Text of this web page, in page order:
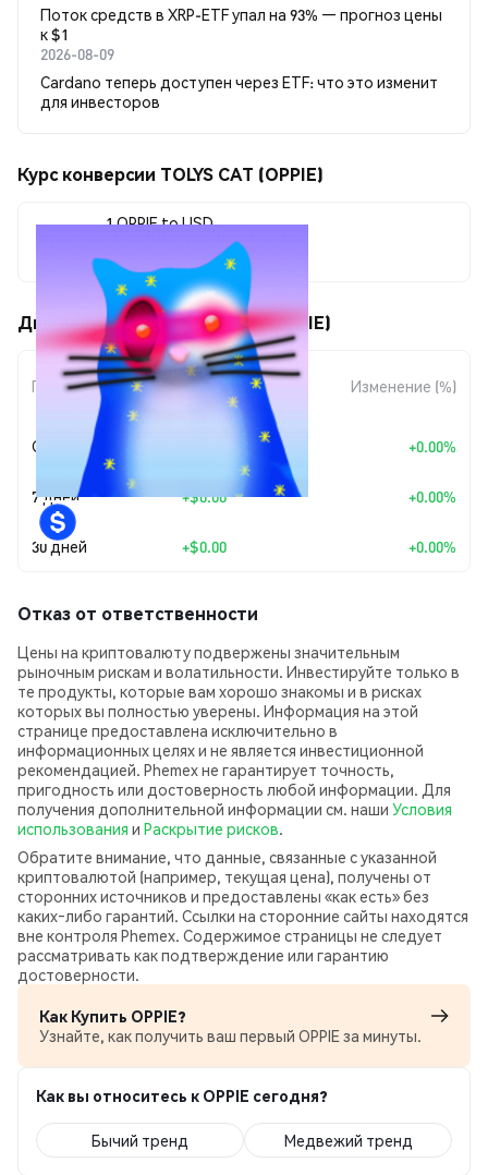
Поток средств в XRP-ETF упал на 93% — прогноз цены
к $1
2026-08-09
Cardano теперь доступен через ETF: что это изменит
для инвесторов
Курс конверсии TOLYS CAT (OPPIE)
1 OPPIE to USD
$0.00000929
Движения цены TOLYS CAT (OPPIE)
Период
Изменение
суммы
Изменение (%)
Сегодня +0.00%
7 дней +$0.00 +0.00%
30 дней +$0.00 +0.00%
Отказ от ответственности
Цены на криптовалюту подвержены значительным
рыночным рискам и волатильности. Инвестируйте только в
те продукты, которые вам хорошо знакомы и в рисках
которых вы полностью уверены. Информация на этой
странице предоставлена исключительно в
информационных целях и не является инвестиционной
рекомендацией. Phemex не гарантирует точность,
пригодность или достоверность любой информации. Для
получения дополнительной информации см. наши Условия
использования и Раскрытие рисков.
Обратите внимание, что данные, связанные с указанной
криптовалютой (например, текущая цена), получены от
сторонних источников и предоставлены «как есть» без
каких‑либо гарантий. Ссылки на сторонние сайты находятся
вне контроля Phemex. Содержимое страницы не следует
рассматривать как подтверждение или гарантию
достоверности.
Как Купить OPPIE?
Узнайте, как получить ваш первый OPPIE за минуты.
Как вы относитесь к OPPIE сегодня?
Бычий тренд Медвежий тренд